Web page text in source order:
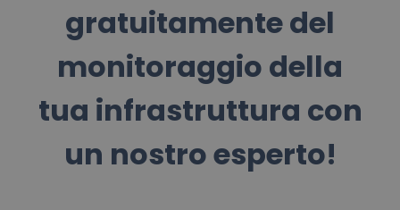
gratuitamente del
monitoraggio della
tua infrastruttura con
un nostro esperto!